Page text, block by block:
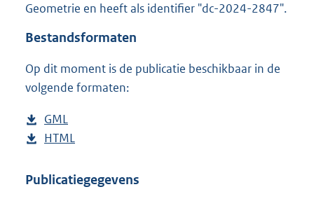
o
:
Geometrie en heeft als identifier "dc-2024-2847".
Bestandsformaten
Op dit moment is de publicatie beschikbaar in de
volgende formaten:
D
o
n
GML
e
t
D
w
HTML
s
Publicatiegegevens